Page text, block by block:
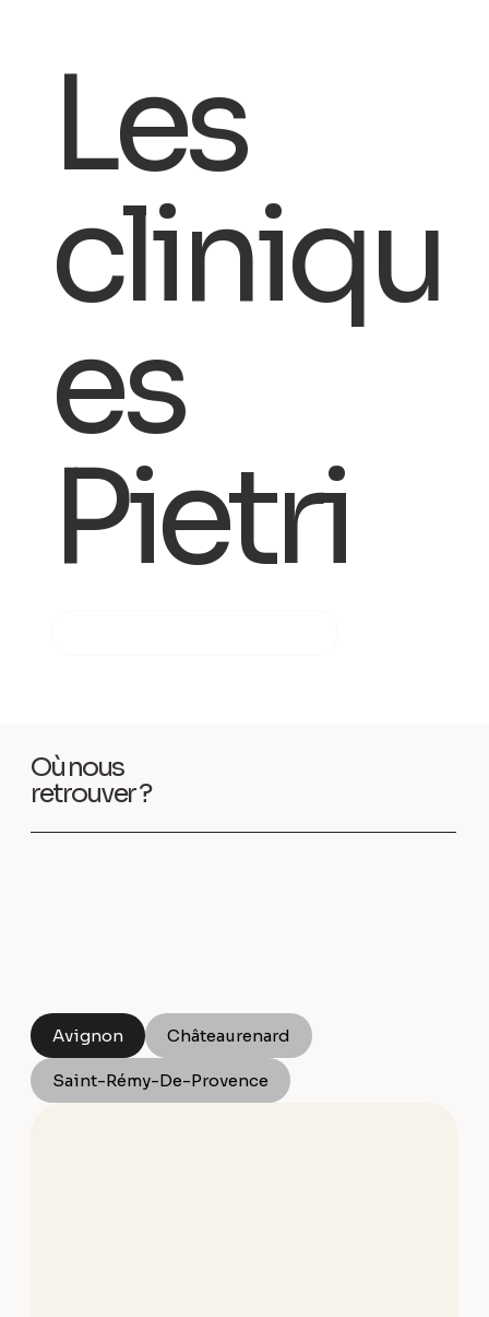
Les
cliniqu
es
Pietri
Où nous
retrouver ?
Avignon Châteaurenard
Saint-Rémy-De-Provence